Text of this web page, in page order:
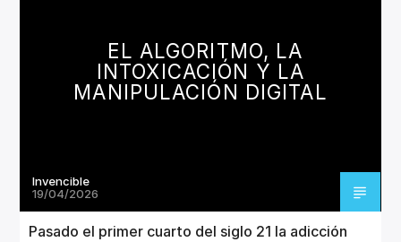
Invencible Radio
EL ALGORITMO, LA
INTOXICACIÓN Y LA
MANIPULACIÓN DIGITAL
Invencible
19/04/2026
Pasado el primer cuarto del siglo 21 la adicción